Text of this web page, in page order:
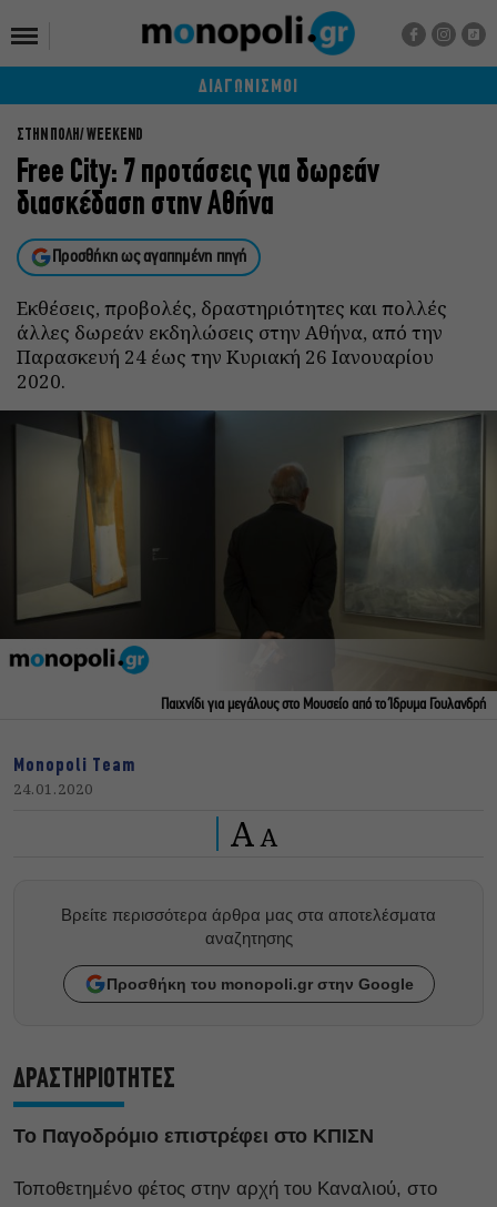
ΔΙΑΓΩΝΙΣΜΟΙ
ΣΤΗΝ ΠΟΛΗ WEEKEND
Free City: 7 προτάσεις για δωρεάν
διασκέδαση στην Αθήνα
Προσθήκη ως αγαπημένη πηγή
Εκθέσεις, προβολές, δραστηριότητες και πολλές
άλλες δωρεάν εκδηλώσεις στην Αθήνα, από την
Παρασκευή 24 έως την Κυριακή 26 Ιανουαρίου
2020.
Παιχνίδι για μεγάλους στο Μουσείο από το Ίδρυμα Γουλανδρή
Monopoli Team
24.01.2020
A A
Βρείτε περισσότερα άρθρα μας στα αποτελέσματα
αναζητησης
Προσθήκη του monopoli.gr στην Google
ΔΡΑΣΤΗΡΙΟΤΗΤΕΣ
Το Παγοδρόμιο επιστρέφει στο ΚΠΙΣΝ
Τοποθετημένο φέτος στην αρχή του Καναλιού, στο